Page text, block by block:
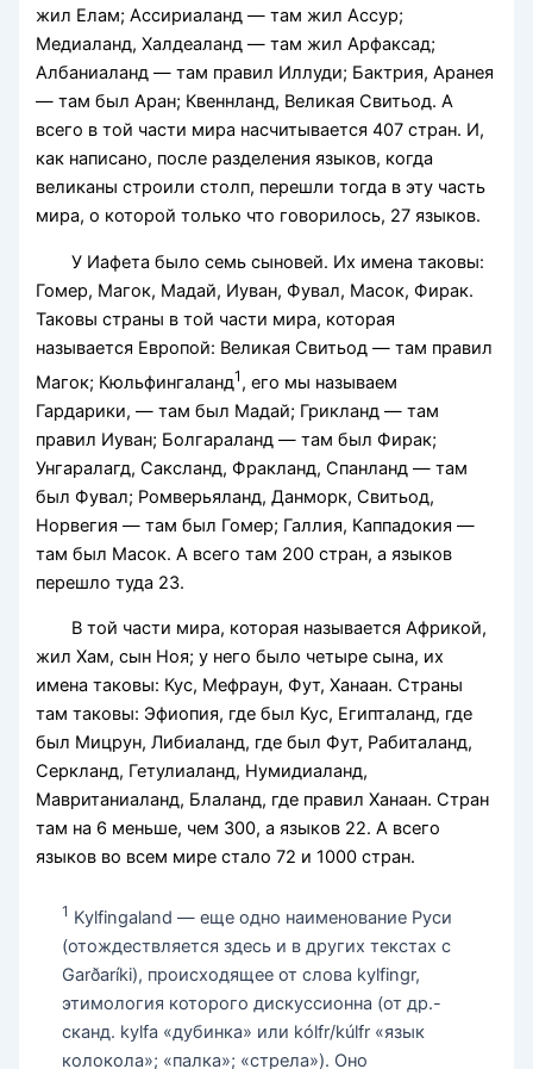
жил Елам; Ассириаланд — там жил Ассур;
Медиаланд, Халдеаланд — там жил Арфаксад;
Албаниаланд — там правил Иллуди; Бактрия, Аранея
— там был Аран; Квеннланд, Великая Свитьод. А
всего в той части мира насчитывается 407 стран. И,
как написано, после разделения языков, когда
великаны строили столп, перешли тогда в эту часть
мира, о которой только что говорилось, 27 языков.
У Иафета было семь сыновей. Их имена таковы:
Гомер, Магок, Мадай, Иуван, Фувал, Масок, Фирак.
Таковы страны в той части мира, которая
называется Европой: Великая Свитьод — там правил
Магок; Кюльфингаланд1 , его мы называем
Гардарики, — там был Мадай; Грикланд — там
правил Иуван; Болгараланд — там был Фирак;
Унгаралагд, Саксланд, Фракланд, Спанланд — там
был Фувал; Ромверьяланд, Данморк, Свитьод,
Норвегия — там был Гомер; Галлия, Каппадокия —
там был Масок. А всего там 200 стран, а языков
перешло туда 23.
В той части мира, которая называется Африкой,
жил Хам, сын Ноя; у него было четыре сына, их
имена таковы: Кус, Мефраун, Фут, Ханаан. Страны
там таковы: Эфиопия, где был Кус, Египталанд, где
был Мицрун, Либиаланд, где был Фут, Рабиталанд,
Серкланд, Гетулиаланд, Нумидиаланд,
Мавританиаланд, Блаланд, где правил Ханаан. Стран
там на 6 меньше, чем 300, а языков 22. А всего
языков во всем мире стало 72 и 1000 стран.
1 Kylfingaland — еще одно наименование Руси
(отождествляется здесь и в других текстах с
Garðaríki), происходящее от слова kylfingr,
этимология которого дискуссионна (от др.-
сканд. kylfa «дубинка» или kólfr/kúlfr «язык
колокола»; «палка»; «стрела»). Оно